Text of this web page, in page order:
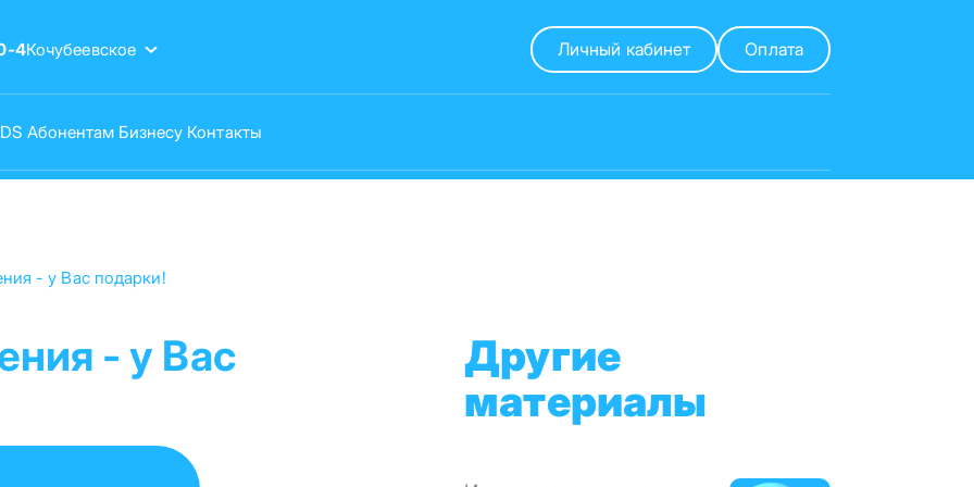
4Кочубеевское Личный кабинет Оплата
Абонентам Бизнесу Контакты
- у Вас подарки!
- у Вас
Другие
материалы